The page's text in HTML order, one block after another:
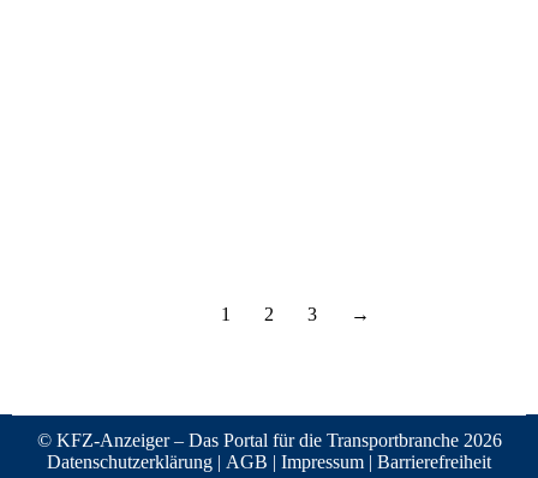
1 2 3 →
© KFZ-Anzeiger – Das Portal für die Transportbranche 2026
Datenschutzerklärung | AGB | Impressum | Barrierefreiheit